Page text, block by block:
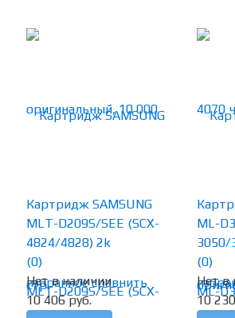
избранное сравнить
Картридж SAMSUNG
MLT-D209S/SEE (SCX-
4824/4828) 2k
(0)
Нет в наличии
10 406 руб.
ML-
3050/
(0)
Нет в
10